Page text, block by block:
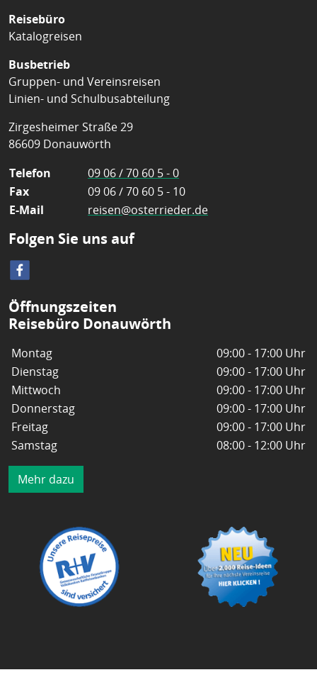
Reisebüro
Katalogreisen
Busbetrieb
Gruppen- und Vereinsreisen
Linien- und Schulbusabteilung
Zirgesheimer Straße 29
86609 Donauwörth
Telefon
09 06 / 70 60 5 - 0
Fax
09 06 / 70 60 5 - 10
E-Mail
reisen@osterrieder.de
Folgen Sie uns auf
Öffnungszeiten
Reisebüro Donauwörth
Montag
09:00 - 17:00 Uhr
Dienstag
09:00 - 17:00 Uhr
Mittwoch
09:00 - 17:00 Uhr
Donnerstag
09:00 - 17:00 Uhr
Freitag
09:00 - 17:00 Uhr
Samstag
08:00 - 12:00 Uhr
Mehr dazu